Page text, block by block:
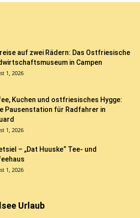
auf zwei Rädern: Das Ostfriesische
in Campen
1, 2026
Kuchen und ostfriesisches Hygge:
Pausenstation für Radfahrer in
1, 2026
– „Dat Huuske“ Tee- und
1, 2026
Urlaub